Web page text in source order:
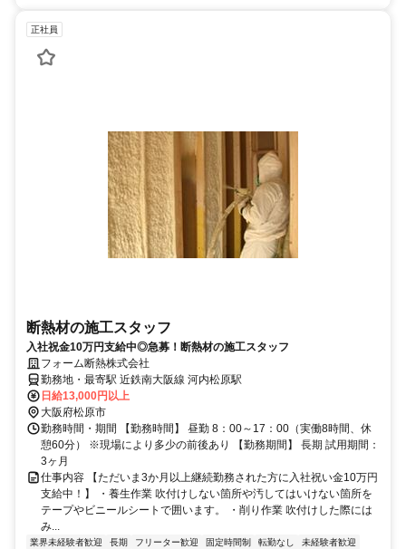
正社員
断熱材の施工スタッフ
入社祝金10万円支給中◎急募！断熱材の施工スタッフ
フォーム断熱株式会社
勤務地・最寄駅 近鉄南大阪線 河内松原駅
日給13,000円以上
大阪府松原市
勤務時間・期間 【勤務時間】 昼勤 8：00～17：00（実働8時間、休
憩60分） ※現場により多少の前後あり 【勤務期間】 長期 試用期間：
3ヶ月
仕事内容 【ただいま3か月以上継続勤務された方に入社祝い金10万円
支給中！】 ・養生作業 吹付けしない箇所や汚してはいけない箇所を
テープやビニールシートで囲います。 ・削り作業 吹付けした際には
み...
業界未経験者歓迎 長期 フリーター歓迎 固定時間制 転勤なし
未経験者歓迎